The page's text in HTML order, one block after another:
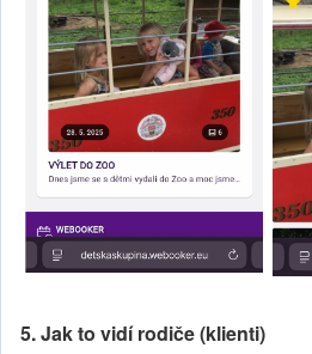
5. Jak to vidí rodiče (klienti)